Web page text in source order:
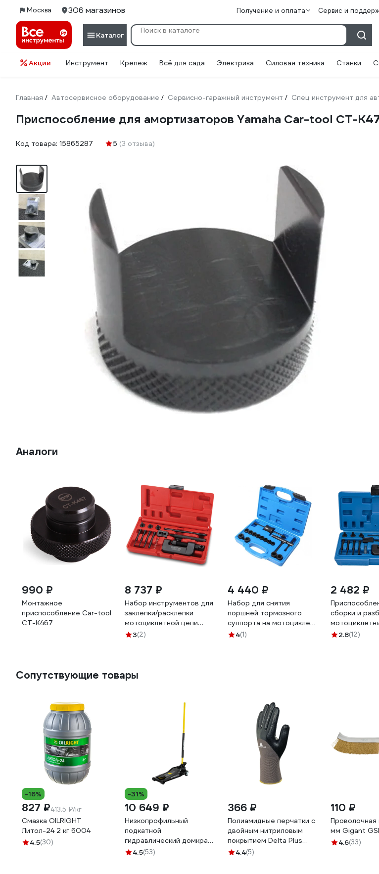
Москва 306 магазинов Получение и оплата Сервис и
Каталог
Акции Инструмент Крепеж Всё для сада Электрика Силовая техника Станки
Главная / Автосервисное оборудование / Сервисно-гаражный инструмент / Спец инструмент для
Приспособление для амортизаторов Yamaha Car-tool CT-
Код товара: 15865287 5 (3 отзыва)
Аналоги
990 ₽
Монтажное
приспособление Car-tool
CT-K467
8 737 ₽
Набор инструментов для
заклепки/расклепки
мотоциклетной цепи
TOPTUL 13 предметов
3(2)
4 440 ₽
Набор для снятия
поршней тормозного
суппорта на мотоцикле
ROCKFORCE RF-
4(1)
2 482 ₽
сборки и
VERTUL
2.8(12)
Сопутствующие товары
-16%
827 ₽413.5 ₽/кг
Смазка OILRIGHT
Литол-24 2 кг 6004
4.5(30)
-31%
10 649 ₽
Низкопрофильный
подкатной
гидравлический домкрат
Inforce 3 тонны, высота
4.5(53)
366 ₽
Полиамидные перчатки с
двойным нитриловым
покрытием Delta Plus
VE713, р.10 VE71310
4.4(5)
110 ₽
мм Gigant
4.6(33)